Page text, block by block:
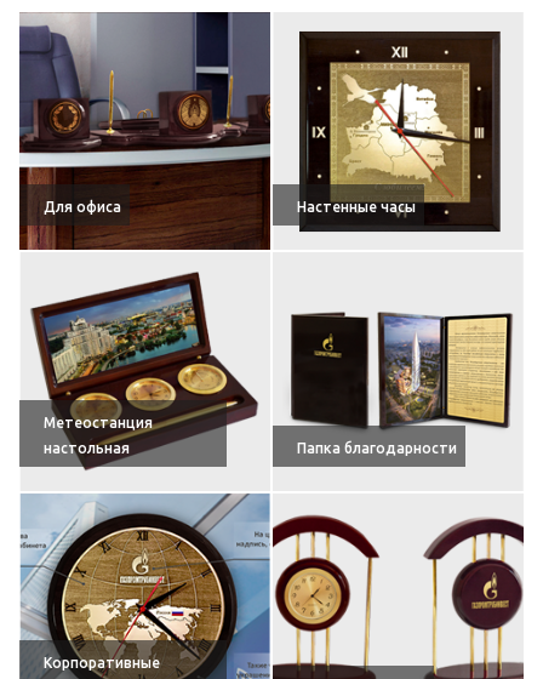
Для офиса Настенные часы
Метеостанция
настольная
Папка благодарности
Корпоративные